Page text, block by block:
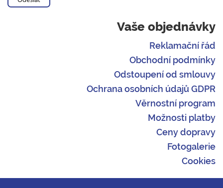
Vaše objednávky
Reklamační řád
Obchodní podmínky
Odstoupení od smlouvy
Ochrana osobních údajů GDPR
Věrnostní program
Možnosti platby
Ceny dopravy
Fotogalerie
Cookies